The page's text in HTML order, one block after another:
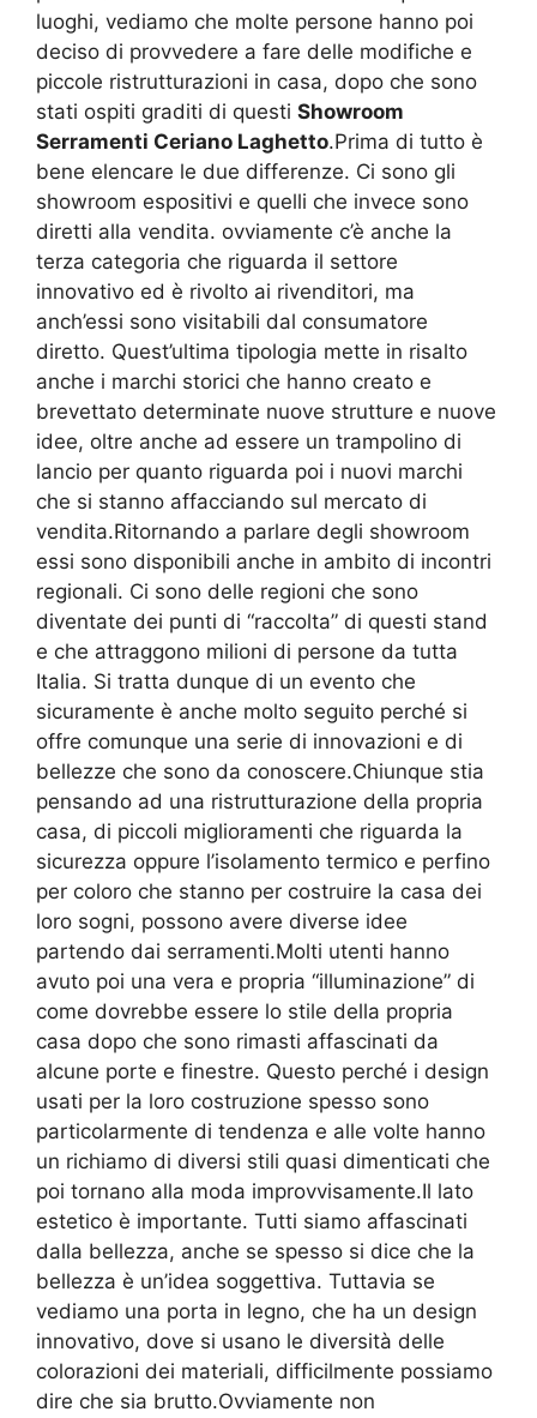
luoghi, vediamo che molte persone hanno poi
deciso di provvedere a fare delle modifiche e
piccole ristrutturazioni in casa, dopo che sono
stati ospiti graditi di questi Showroom
Serramenti Ceriano Laghetto.Prima di tutto è
bene elencare le due differenze. Ci sono gli
showroom espositivi e quelli che invece sono
diretti alla vendita. ovviamente c’è anche la
terza categoria che riguarda il settore
innovativo ed è rivolto ai rivenditori, ma
anch’essi sono visitabili dal consumatore
diretto. Quest’ultima tipologia mette in risalto
anche i marchi storici che hanno creato e
brevettato determinate nuove strutture e nuove
idee, oltre anche ad essere un trampolino di
lancio per quanto riguarda poi i nuovi marchi
che si stanno affacciando sul mercato di
vendita.Ritornando a parlare degli showroom
essi sono disponibili anche in ambito di incontri
regionali. Ci sono delle regioni che sono
diventate dei punti di “raccolta” di questi stand
e che attraggono milioni di persone da tutta
Italia. Si tratta dunque di un evento che
sicuramente è anche molto seguito perché si
offre comunque una serie di innovazioni e di
bellezze che sono da conoscere.Chiunque stia
pensando ad una ristrutturazione della propria
casa, di piccoli miglioramenti che riguarda la
sicurezza oppure l’isolamento termico e perfino
per coloro che stanno per costruire la casa dei
loro sogni, possono avere diverse idee
partendo dai serramenti.Molti utenti hanno
avuto poi una vera e propria “illuminazione” di
come dovrebbe essere lo stile della propria
casa dopo che sono rimasti affascinati da
alcune porte e finestre. Questo perché i design
usati per la loro costruzione spesso sono
particolarmente di tendenza e alle volte hanno
un richiamo di diversi stili quasi dimenticati che
poi tornano alla moda improvvisamente.Il lato
estetico è importante. Tutti siamo affascinati
dalla bellezza, anche se spesso si dice che la
bellezza è un’idea soggettiva. Tuttavia se
vediamo una porta in legno, che ha un design
innovativo, dove si usano le diversità delle
colorazioni dei materiali, difficilmente possiamo
dire che sia brutto.Ovviamente non